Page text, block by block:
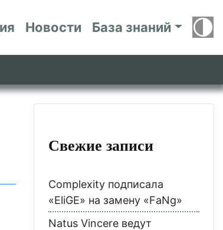
Новости База знаний
Свежие записи
Complexity подписала
«EliGE» на замену «FaNg»
Natus Vincere ведут